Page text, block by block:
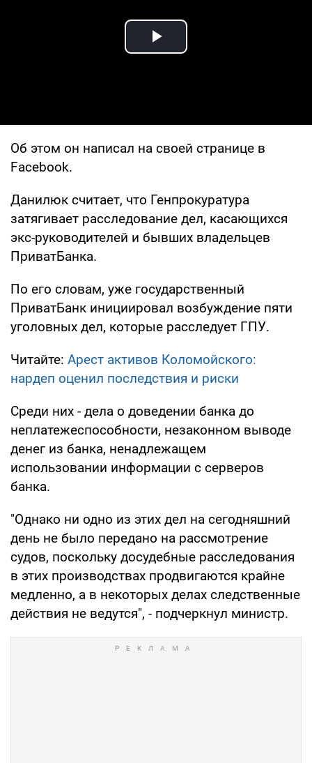
Play Video
Об этом он написал на своей странице в
Facebook.
Данилюк считает, что Генпрокуратура
затягивает расследование дел, касающихся
экс-руководителей и бывших владельцев
ПриватБанка.
По его словам, уже государственный
ПриватБанк инициировал возбуждение пяти
уголовных дел, которые расследует ГПУ.
Читайте: Арест активов Коломойского:
нардеп оценил последствия и риски
Среди них - дела о доведении банка до
неплатежеспособности, незаконном выводе
денег из банка, ненадлежащем
использовании информации с серверов
банка.
"Однако ни одно из этих дел на сегодняшний
день не было передано на рассмотрение
судов, поскольку досудебные расследования
в этих производствах продвигаются крайне
медленно, а в некоторых делах следственные
действия не ведутся", - подчеркнул министр.